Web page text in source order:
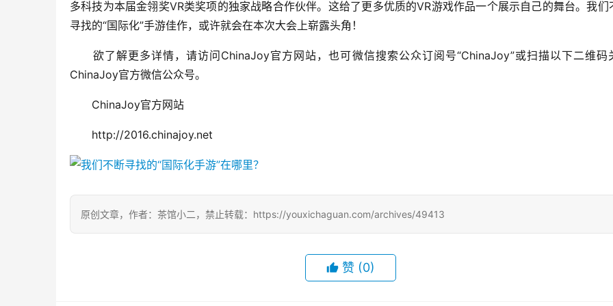
多科技为本届金翎奖VR类奖项的独家战略合作伙伴。这给了更多优质的VR游戏作品一个展示自己的舞台。我们
寻找的“国际化”手游佳作，或许就会在本次大会上崭露头角！
欲了解更多详情，请访问ChinaJoy官方网站，也可微信搜索公众订阅号“ChinaJoy”或扫描以下二维码
ChinaJoy官方微信公众号。
ChinaJoy官方网站
http://2016.chinajoy.net
原创文章，作者：茶馆小二，禁止转载：https://youxichaguan.com/archives/49413
赞 (0)